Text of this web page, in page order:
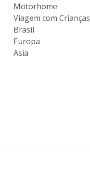
Motorhome
Viagem com Crianças
Brasil
Europa
Asia